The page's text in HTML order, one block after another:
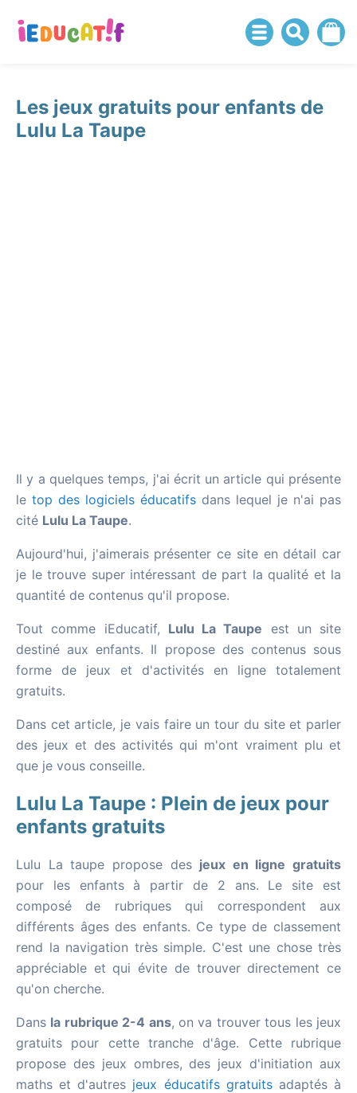
Les jeux gratuits pour enfants de
Lulu La Taupe
Il y a quelques temps, j'ai écrit un article qui présente
le top des logiciels éducatifs dans lequel je n'ai pas
cité Lulu La Taupe.
Aujourd'hui, j'aimerais présenter ce site en détail car
je le trouve super intéressant de part la qualité et la
quantité de contenus qu'il propose.
Tout comme iEducatif, Lulu La Taupe est un site
destiné aux enfants. Il propose des contenus sous
forme de jeux et d'activités en ligne totalement
gratuits.
Dans cet article, je vais faire un tour du site et parler
des jeux et des activités qui m'ont vraiment plu et
que je vous conseille.
Lulu La Taupe : Plein de jeux pour
enfants gratuits
Lulu La taupe propose des jeux en ligne gratuits
pour les enfants à partir de 2 ans. Le site est
composé de rubriques qui correspondent aux
différents âges des enfants. Ce type de classement
rend la navigation très simple. C'est une chose très
appréciable et qui évite de trouver directement ce
qu'on cherche.
Dans la rubrique 2-4 ans, on va trouver tous les jeux
gratuits pour cette tranche d'âge. Cette rubrique
propose des jeux ombres, des jeux d'initiation aux
maths et d'autres jeux éducatifs gratuitsadaptés à